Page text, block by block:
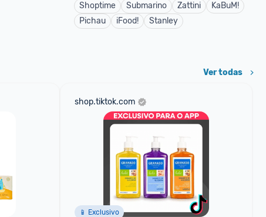
Shoptime
Submarino Zattini
KaBuM!
Pichau
iFood! Stanley
Ver todas
shop.tiktok.com
📱 Exclusivo